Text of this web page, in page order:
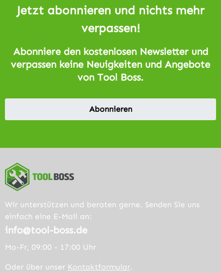
Jetzt abonnieren und nichts mehr
verpassen!
Abonniere den kostenlosen Newsletter und
verpassen keine Neuigkeiten und Angebote
von Tool Boss.
Abonnieren
Wir unterstützen und beraten gerne. Senden Sie uns
einfach eine E-Mail an:
info@tool-boss.de
Mo-Fr, 09:00 - 17:00 Uhr
Oder über unser Kontaktformular.